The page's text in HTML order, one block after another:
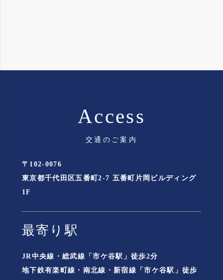
Access
交通のご案内
〒102-0076
東京都千代田区五番町2-7 五番町片岡ビルディング
1F
最寄り駅
JR中央線・総武線「市ケ谷駅」徒歩2分
地下鉄有楽町線・南北線・新宿線「市ケ谷駅」徒歩